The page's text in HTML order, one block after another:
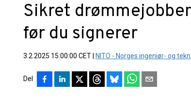
Sikret
før du signerer
3.2.2025 15:00:00 CET NITO - Norges ingeniør- og
Del